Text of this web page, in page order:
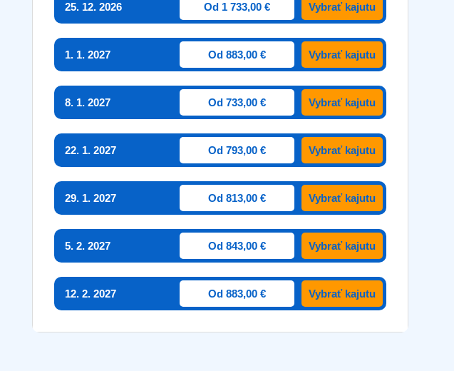
25. 12. 2026 Od 1 733,00 € Vybrať kajutu
1. 1. 2027 Od 883,00 € Vybrať kajutu
8. 1. 2027 Od 733,00 € Vybrať kajutu
22. 1. 2027 Od 793,00 € Vybrať kajutu
29. 1. 2027 Od 813,00 € Vybrať kajutu
5. 2. 2027 Od 843,00 € Vybrať kajutu
12. 2. 2027 Od 883,00 € Vybrať kajutu